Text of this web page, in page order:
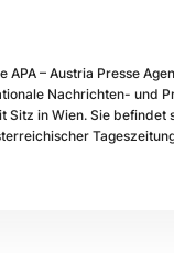
APA – Austria Presse
Nachrichten- und
Sitz in Wien. Sie befindet